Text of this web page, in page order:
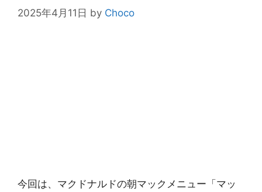
2025年4月11日 by Choco
今回は、マクドナルドの朝マックメニュー「マッ